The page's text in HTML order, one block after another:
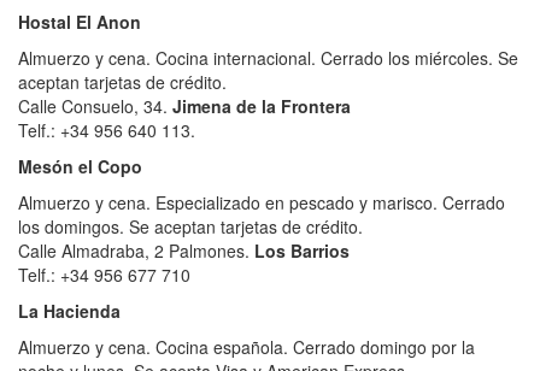
Hostal El Anon
Almuerzo y cena. Cocina internacional. Cerrado los miércoles. Se
aceptan tarjetas de crédito.
Calle Consuelo, 34. Jimena de la Frontera
Telf.: +34 956 640 113.
Mesón el Copo
Almuerzo y cena. Especializado en pescado y marisco. Cerrado
los domingos. Se aceptan tarjetas de crédito.
Calle Almadraba, 2 Palmones. Los Barrios
Telf.: +34 956 677 710
La Hacienda
Almuerzo y cena. Cocina española. Cerrado domingo por la